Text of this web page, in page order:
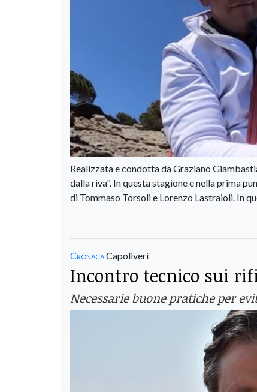
Realizzata e condotta da Graziano
dalla riva". In questa stagione e nella prima
di Tommaso Torsoli e Lorenzo Lastraioli. In
CronacaCapoliveri
Incontro tecnico sui
Necessarie buone pratiche per